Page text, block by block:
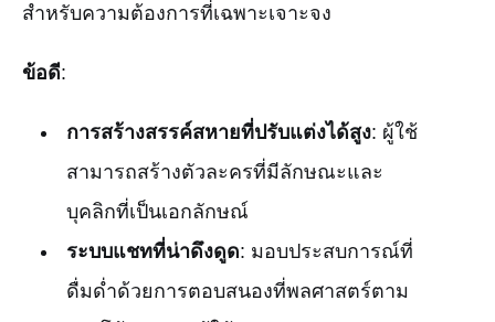
สำหรับความต้องการที่เฉพาะเจาะจง
ข้อดี:
การสร้างสรรค์สหายที่ปรับแต่งได้สูง: ผู้ใช้
สามารถสร้างตัวละครที่มีลักษณะและ
บุคลิกที่เป็นเอกลักษณ์
ระบบแชทที่น่าดึงดูด: มอบประสบการณ์ที่
ดื่มด่ำด้วยการตอบสนองที่พลศาสตร์ตาม